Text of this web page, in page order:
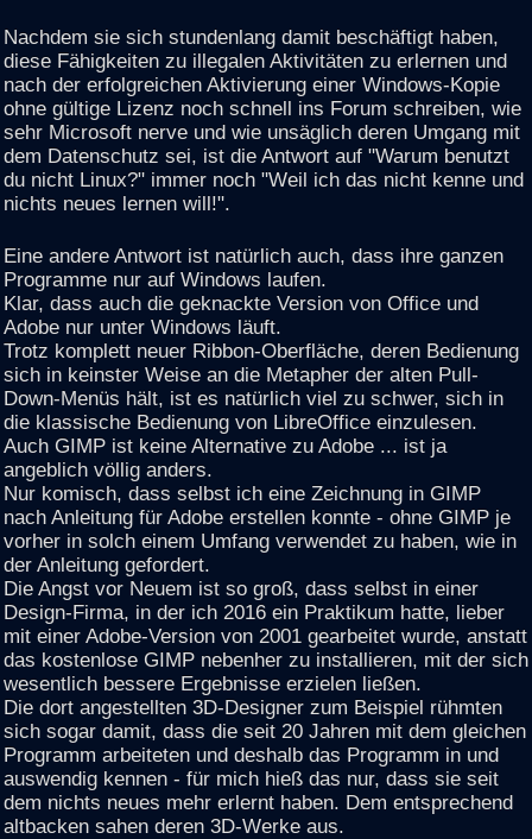
Nachdem sie sich stundenlang damit beschäftigt haben,
diese Fähigkeiten zu illegalen Aktivitäten zu erlernen und
nach der erfolgreichen Aktivierung einer Windows-Kopie
ohne gültige Lizenz noch schnell ins Forum schreiben, wie
sehr Microsoft nerve und wie unsäglich deren Umgang mit
dem Datenschutz sei, ist die Antwort auf "Warum benutzt
du nicht Linux?" immer noch "Weil ich das nicht kenne und
nichts neues lernen will!".
Eine andere Antwort ist natürlich auch, dass ihre ganzen
Programme nur auf Windows laufen.
Klar, dass auch die geknackte Version von Office und
Adobe nur unter Windows läuft.
Trotz komplett neuer Ribbon-Oberfläche, deren Bedienung
sich in keinster Weise an die Metapher der alten Pull-
Down-Menüs hält, ist es natürlich viel zu schwer, sich in
die klassische Bedienung von LibreOffice einzulesen.
Auch GIMP ist keine Alternative zu Adobe ... ist ja
angeblich völlig anders.
Nur komisch, dass selbst ich eine Zeichnung in GIMP
nach Anleitung für Adobe erstellen konnte - ohne GIMP je
vorher in solch einem Umfang verwendet zu haben, wie in
der Anleitung gefordert.
Die Angst vor Neuem ist so groß, dass selbst in einer
Design-Firma, in der ich 2016 ein Praktikum hatte, lieber
mit einer Adobe-Version von 2001 gearbeitet wurde, anstatt
das kostenlose GIMP nebenher zu installieren, mit der sich
wesentlich bessere Ergebnisse erzielen ließen.
Die dort angestellten 3D-Designer zum Beispiel rühmten
sich sogar damit, dass die seit 20 Jahren mit dem gleichen
Programm arbeiteten und deshalb das Programm in und
auswendig kennen - für mich hieß das nur, dass sie seit
dem nichts neues mehr erlernt haben. Dem entsprechend
altbacken sahen deren 3D-Werke aus.